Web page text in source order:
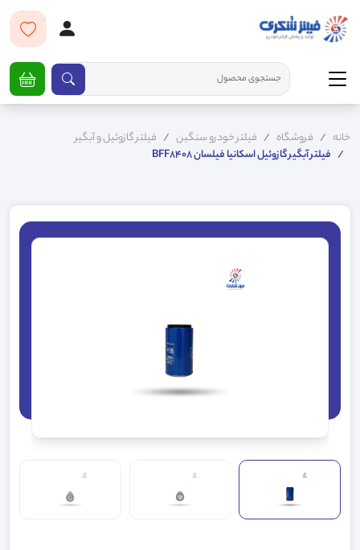
خانه فروشگاه فیلتر خودرو سنگین
فیلتر گازوئیل و آبگیر
فیلتر آبگیر گازوئیل اسکانیا فیلسان BFF8408